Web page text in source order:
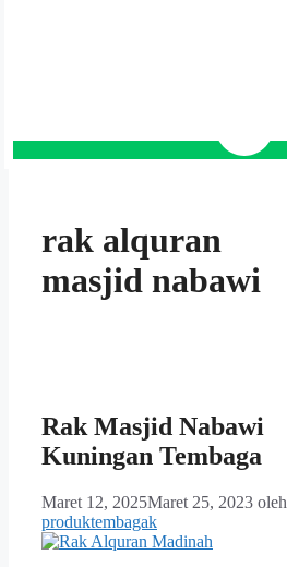
rak alquran
masjid nabawi
Rak Masjid Nabawi
Kuningan Tembaga
Maret 12, 2025Maret 25, 2023 oleh
produktembagak